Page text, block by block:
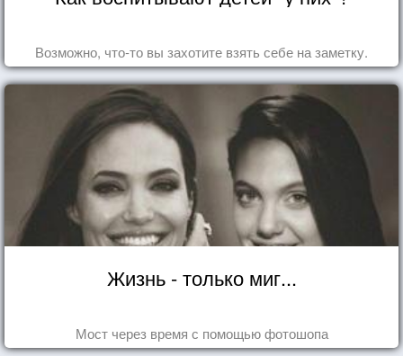
Возможно, что-то вы захотите взять себе на заметку.
Жизнь - только миг...
Мост через время с помощью фотошопа